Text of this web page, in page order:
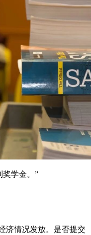
奖学金。”
济情况发放。是否提交